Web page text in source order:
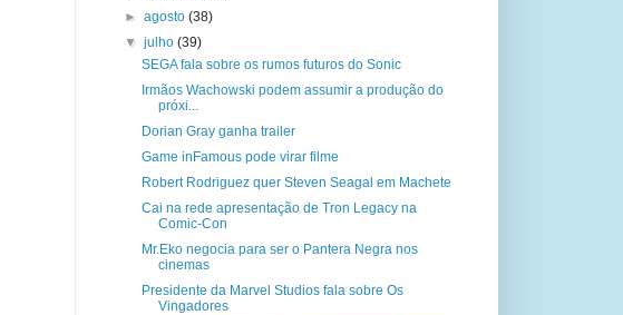
►agosto(38)
▼julho(39)
SEGA fala sobre os rumos futuros do Sonic
Irmãos Wachowski podem assumir a produção do
próxi...
Dorian Gray ganha trailer
Game inFamous pode virar filme
Robert Rodriguez quer Steven Seagal em Machete
Cai na rede apresentação de Tron Legacy na
Comic-Con
Mr.Eko negocia para ser o Pantera Negra nos
cinemas
Presidente da Marvel Studios fala sobre Os
Vingadores